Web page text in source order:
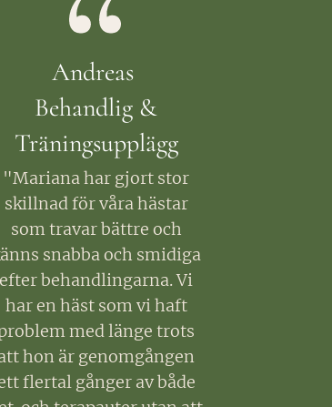
Andreas
Behandlig &
Träningsupplägg
"Mariana har gjort stor
skillnad för våra hästar
som travar bättre och
snabba och smidiga
efter behandlingarna. Vi
har en häst som vi haft
med länge trots
hon är genomgången
flertal gånger av både